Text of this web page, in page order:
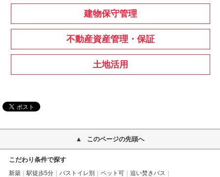
建物保守管理
不動産資産管理・保証
土地活用
このページの先頭へ
こだわり条件で探す
新築 駅徒歩5分 バストイレ別 ペット可
追い焚きバス